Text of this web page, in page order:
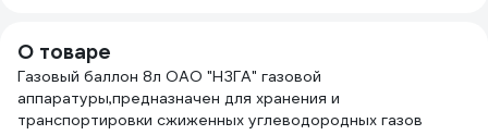
О товаре
Газовый баллон 8л ОАО "НЗГА" газовой
аппаратуры,предназначен для хранения и
транспортировки сжиженных углеводородных газов